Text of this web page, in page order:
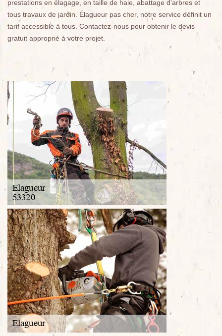
prestations en élagage, en taille de haie, abattage d’arbres et
tous travaux de jardin. Élagueur pas cher, notre service définit un
tarif accessible à tous. Contactez-nous pour obtenir le devis
gratuit approprié à votre projet.